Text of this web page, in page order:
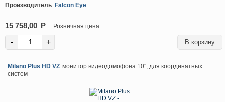
Производитель: Falcon Eye
15 758,00 P Розничная цена
- +
Milano Plus HD VZ монитор видеодомофона 10″, для координатных
систем